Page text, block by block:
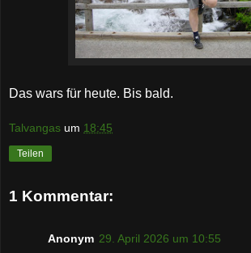
Das wars für heute. Bis bald.
Talvangas um 18:45
Teilen
1 Kommentar:
Anonym 29. April 2026 um 10:55